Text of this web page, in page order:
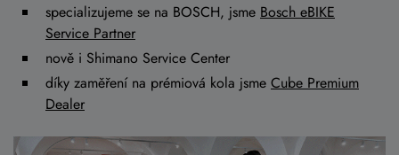
specializujeme se na BOSCH, jsme Bosch eBIKE
Service Partner
nově i Shimano Service Center
díky zaměření na prémiová kola jsme Cube Premium
Dealer